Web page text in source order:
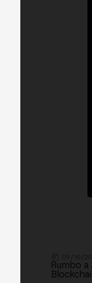
Rumbo a